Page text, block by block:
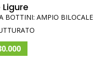
Ligure
BOTTINI: AMPIO BILOCALE